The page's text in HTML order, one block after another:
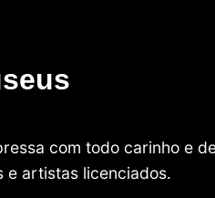
com todo carinho e
e artistas licenciados.